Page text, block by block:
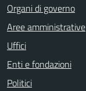
Organi di governo
Aree amministrative
Uffici
Enti e fondazioni
Politici